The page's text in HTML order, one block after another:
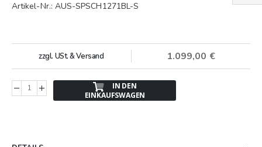
Artikel-Nr.: AUS-SPSCH1271BL-S
1.099,00 €
zzgl. USt. & Versand
IN DEN
EINKAUFSWAGEN